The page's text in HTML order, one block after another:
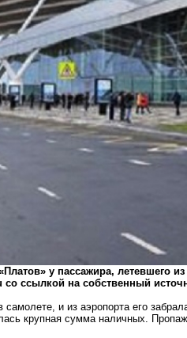
у пассажира, летевшего
ссылкой на собственный
и из аэропорта его
крупная сумма наличных.